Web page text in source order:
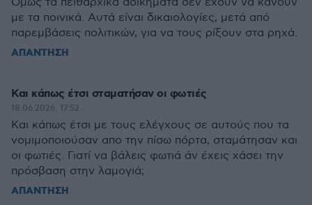
με τα ποινικά. Αυτά είναι δικαιολογίες, μετά από
παρεμβάσεις πολιτικών, για να τους ρίξουν στα ρηχά.
ΑΠΑΝΤΗΣΗ
Και κάπως έτσι σταματήσαν οι φωτιές
18.06.2026, 17:52
Και κάπως έτσι με τους ελέγχους σε αυτούς που τα
νομιμοποιούσαν απο την πίσω πόρτα, σταμάτησαν και
οι φωτιές. Γιατί να βάλεις φωτιά άν έχεις χάσει την
πρόσβαση στην λαμογιά;
ΑΠΑΝΤΗΣΗ